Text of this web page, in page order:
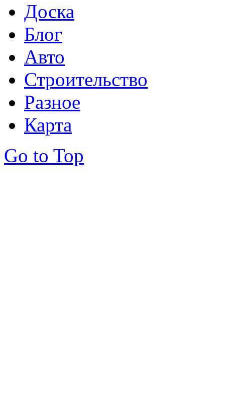
Доска
Блог
Авто
Строительство
Разное
Карта
Go to Top